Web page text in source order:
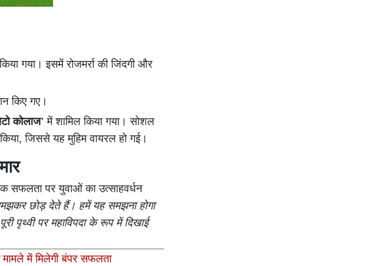
गया। इसमें रोजमर्रा की जिंदगी और
किए गए।
कोलाज' में शामिल किया गया। सोशल
जिससे यह मुहिम वायरल हो गई।
सफलता पर युवाओं का उत्साहवर्धन
छोड़ देते हैं। हमें यह समझना होगा
पृथ्वी पर महाविपदा के रूप में दिखाई
में मिलेगी बंपर सफलता